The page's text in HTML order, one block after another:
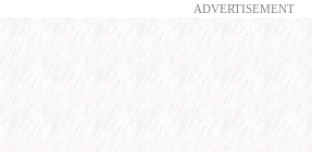
ADVERTISEMENT